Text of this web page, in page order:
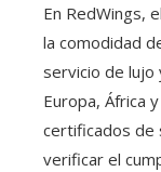
En RedWings,
la comodidad
servicio de lujo
Europa, África
certificados de
verificar el